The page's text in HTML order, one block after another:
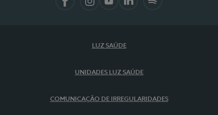
LUZ SAÚDE
UNIDADES LUZ SAÚDE
COMUNICAÇÃO DE IRREGULARIDADES